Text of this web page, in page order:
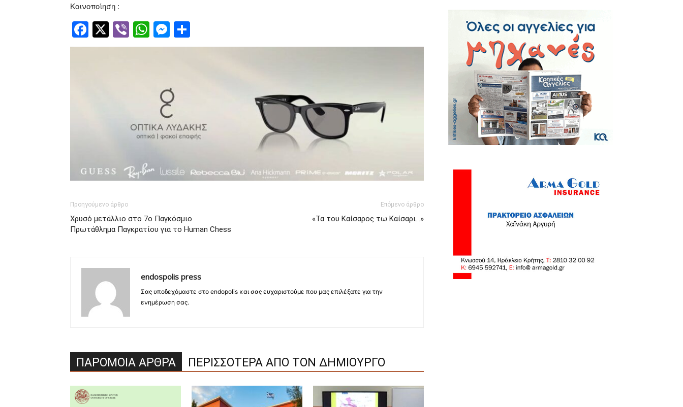
Κοινοποίηση :
Facebook
Twitter
ViberWhatsApp
Messenger
Προηγούμενο άρθρο
Χρυσό μετάλλιο στο 7ο Παγκόσμιο
Πρωτάθλημα Παγκρατίου για το Human Chess
Επόμενο άρθρο
«Τα του Καίσαρος τω Καίσαρι…»
endospolis press
Σας υποδεχόμαστε στο endopolis και σας ευχαριστούμε που μας επιλέξατε για την
ενημέρωση σας.
ΠΑΡΟΜΟΙΑ ΑΡΘΡΑ ΠΕΡΙΣΣΟΤΕΡΑ ΑΠΟ ΤΟΝ ΔΗΜΙΟΥΡΓΟ